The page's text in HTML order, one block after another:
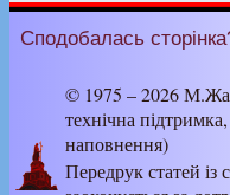
Сподобалась
© 1975 – 2026
технічна
наповнення)
Передрук статей із